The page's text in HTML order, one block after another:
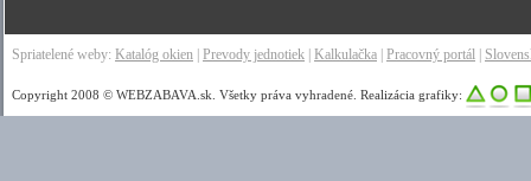
Spriatelené weby: Katalóg okien Prevody jednotiek Kalkulačka Pracovný portál
Copyright 2008 © WEBZABAVA.sk. Všetky práva vyhradené. Realizácia grafiky: